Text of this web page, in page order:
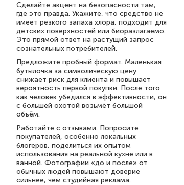
Сделайте акцент на безопасности там,
где это правда. Укажите, что средство не
имеет резкого запаха хлора, подходит для
детских поверхностей или биоразлагаемо.
Это прямой ответ на растущий запрос
сознательных потребителей.
Предложите пробный формат. Маленькая
бутылочка за символическую цену
снижает риск для клиента и повышает
вероятность первой покупки. После того
как человек убедился в эффективности, он
с большей охотой возьмёт большой
объём.
Работайте с отзывами. Попросите
покупателей, особенно локальных
блогеров, поделиться их опытом
использования на реальной кухне или в
ванной. Фотографии «до и после» от
обычных людей повышают доверие
сильнее, чем студийная реклама.